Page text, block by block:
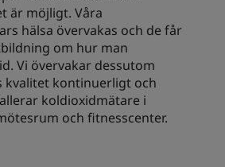
är möjligt. Våra
hälsa övervakas och de får
om hur man
Vi övervakar dessutom
kvalitet kontinuerligt och
koldioxidmätare i
och fitnesscenter.